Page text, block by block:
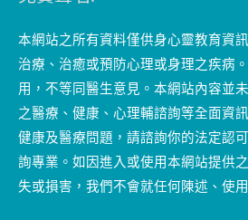
本網站之所有資料僅供身心靈教育資
治療、治癒或預防心理或身理之疾病
用，不等同醫生意見。本網站內容並
之醫療、健康、心理輔諮詢等全面資
健康及醫療問題，請諮詢你的法定認
詢專業。如因進入或使用本網站提供
失或損害，我們不會就任何陳述、使